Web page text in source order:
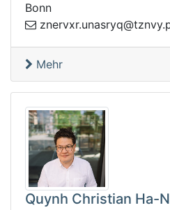
Bonn
u.rxvrenz
Mehr
Quynh Christian Ha-